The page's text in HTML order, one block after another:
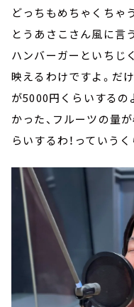
どっちもめちゃくちゃ
とうあさこさん風に言
ハンバーガーといちじ
映えるわけですよ。だ
が5000円くらいするの
かった、フルーツの量
らいするわ！っていうく